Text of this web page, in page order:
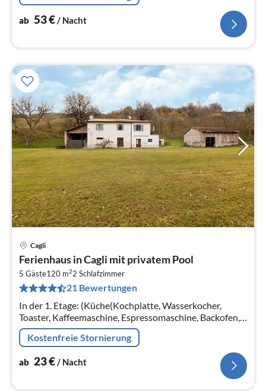
ab 53€/ Nacht
Cagli
Ferienhaus in Cagli mit privatem Pool
5 Gäste120 m22 Schlafzimmer
21 Bewertungen
In der 1. Etage: (Küche(Kochplatte, Wasserkocher,
Toaster, Kaffeemaschine, Espressomaschine, Backofen,
Mikrowelle, Kühl-/Gefrierkombination, Stabmixer)
Kostenfreie Stornierung
ab 23€/ Nacht